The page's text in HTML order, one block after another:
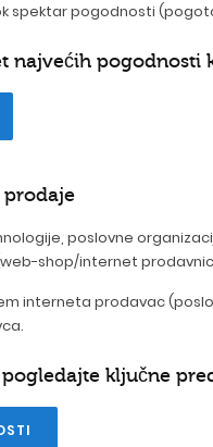
spektar pogodnosti
najvećih pogodnosti
prodaje
poslovne
shop/internet
interneta prodavac
ključne